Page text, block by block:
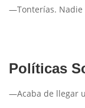
—Tonterías. Nadie
Políticas
—Acaba de llegar